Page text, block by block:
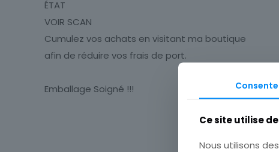
ÉTAT
VOIR SCAN
Cumulez vos achats en visitant ma boutique
afin de réduire vos frais de port.
Emballage Soigné !!!
Timbres
Thématique
Ce site utilise
Nous utilisons